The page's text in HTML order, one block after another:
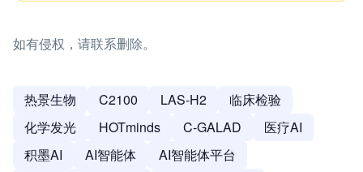
如有侵权，请联系删除。
热景生物 C2100 LAS-H2
临床检验
化学发光
HOTminds C-GALAD
医疗AI
积墨AI
AI智能体
AI智能体平台